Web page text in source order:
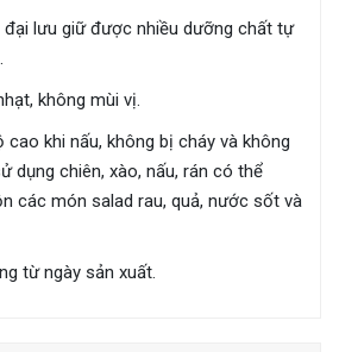
đại lưu giữ được nhiều dưỡng chất tự
không mùi vị.
khi nấu, không bị cháy và không
dụng chiên, xào, nấu, rán có thể
các món salad rau, quả, nước sốt và
từ ngày sản xuất.